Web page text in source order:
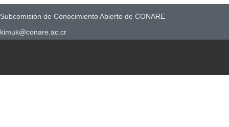
Subcomisión de Conocimiento Abierto de CONARE
kimuk@conare.ac.cr